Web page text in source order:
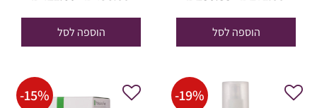
היה:
₪271.00.
הוספה לסל
היה:
₪496.00.
הוספה לסל
-19%
-15%